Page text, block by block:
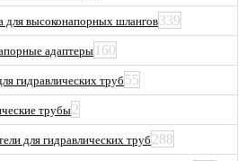
для высоконапорных шлангов339
адаптеры 160
гидравлических труб55
трубы2
для гидравлических труб 288